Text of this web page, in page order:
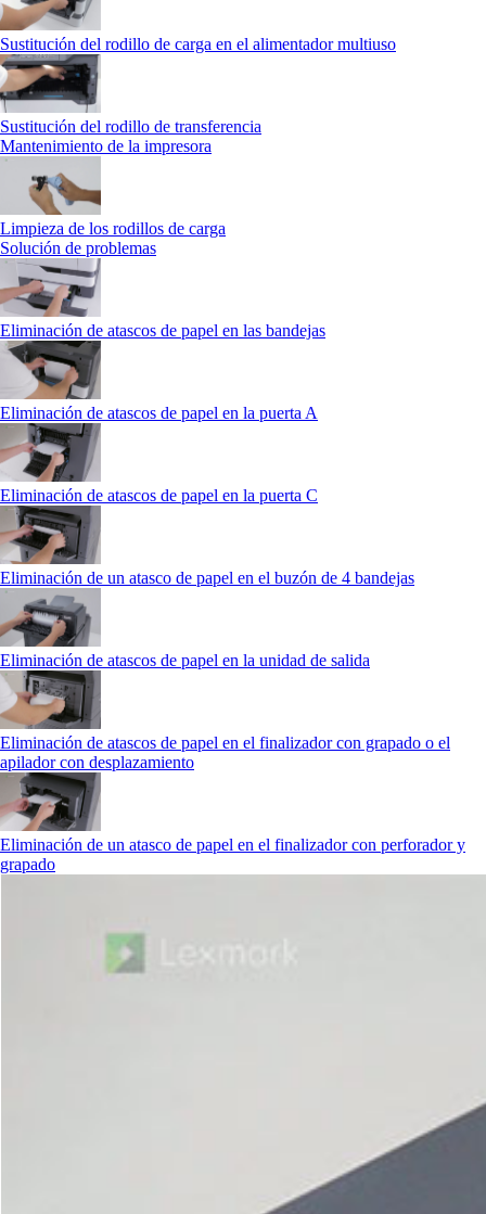
Sustitución del rodillo de carga en el alimentador multiuso
Sustitución del rodillo de transferencia
Mantenimiento de la impresora
Limpieza de los rodillos de carga
Solución de problemas
Eliminación de atascos de papel en las bandejas
Eliminación de atascos de papel en la puerta A
Eliminación de atascos de papel en la puerta C
Eliminación de un atasco de papel en el buzón de 4 bandejas
Eliminación de atascos de papel en la unidad de salida
Eliminación de atascos de papel en el finalizador con grapado o el
apilador con desplazamiento
Eliminación de un atasco de papel en el finalizador con perforador y
grapado